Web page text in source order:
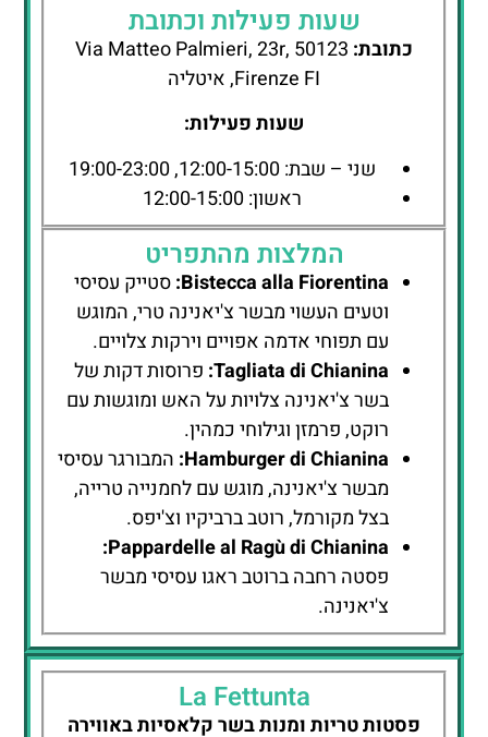
שעות פעילות וכתובת
כתובת: Via Matteo Palmieri, 23r, 50123
Firenze FI, איטליה
שעות פעילות:
שני – שבת: 12:00-15:00, 19:00-23:00
ראשון: 12:00-15:00
המלצות מהתפריט
Bistecca alla Fiorentina: סטייק עסיסי
וטעים העשוי מבשר צ'יאנינה טרי, המוגש
עם תפוחי אדמה אפויים וירקות צלויים.
Tagliata di Chianina: פרוסות דקות של
בשר צ'יאנינה צלויות על האש ומוגשות עם
רוקט, פרמזן וגילוחי כמהין.
Hamburger di Chianina: המבורגר עסיסי
מבשר צ'יאנינה, מוגש עם לחמנייה טרייה,
בצל מקורמל, רוטב ברביקיו וצ'יפס.
Pappardelle al Ragù di Chianina:
פסטה רחבה ברוטב ראגו עסיסי מבשר
צ'יאנינה.
La Fettunta
פסטות טריות ומנות בשר קלאסיות באווירה